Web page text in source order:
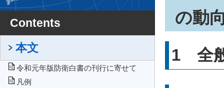
Contents
本文
令和元年版防衛白書の刊行に寄せて
凡例
の動
1 全